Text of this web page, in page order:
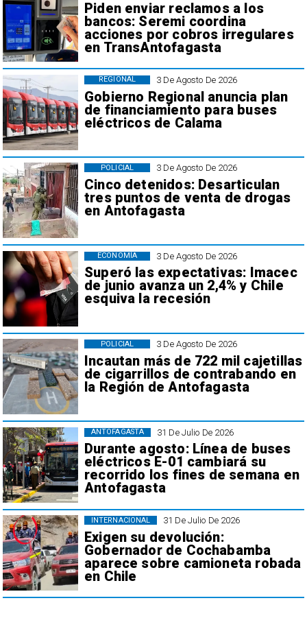
Piden enviar reclamos a los
bancos: Seremi coordina
acciones por cobros irregulares
en TransAntofagasta
3 De Agosto De 2026
Gobierno Regional anuncia plan
de financiamiento para buses
eléctricos de Calama
REGIONAL
3 De Agosto De 2026
Cinco detenidos: Desarticulan
tres puntos de venta de drogas
en Antofagasta
POLICIAL
3 De Agosto De 2026
Superó las expectativas: Imacec
de junio avanza un 2,4% y Chile
esquiva la recesión
ECONOMÍA
3 De Agosto De 2026
Incautan más de 722 mil cajetillas
de cigarrillos de contrabando en
la Región de Antofagasta
POLICIAL
31 De Julio De 2026
Durante agosto: Línea de buses
eléctricos E-01 cambiará su
recorrido los fines de semana en
Antofagasta
ANTOFAGASTA
31 De Julio De 2026
Exigen su devolución:
Gobernador de Cochabamba
aparece sobre camioneta robada
en Chile
INTERNACIONAL